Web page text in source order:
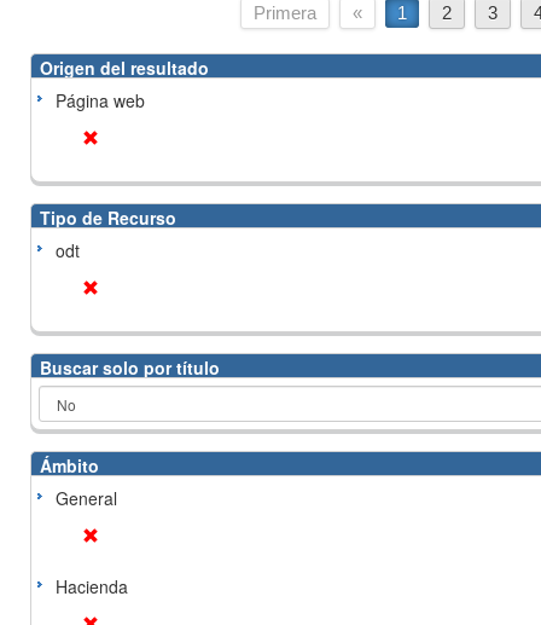
Primera « 1 2 3
Origen del resultado
Página web
Tipo de Recurso
odt
Buscar solo por título
Ámbito
General
Hacienda